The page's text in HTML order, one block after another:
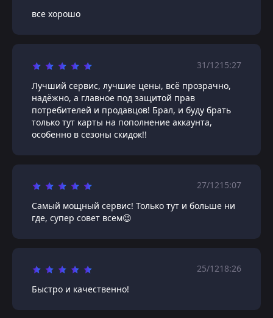
все хорошо
31/1215:27
Лучший сервис, лучшие цены, всё прозрачно,
надёжно, а главное под защитой прав
потребителей и продавцов! Брал, и буду брать
только тут карты на пополнение аккаунта,
особенно в сезоны скидок!!
27/1215:07
Самый мощный сервис! Только тут и больше ни
где, супер совет всем😉
25/1218:26
Быстро и качественно!